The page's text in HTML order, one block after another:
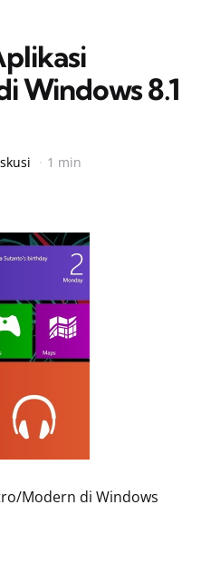
Windows 8.1
1 min
Modern di Windows